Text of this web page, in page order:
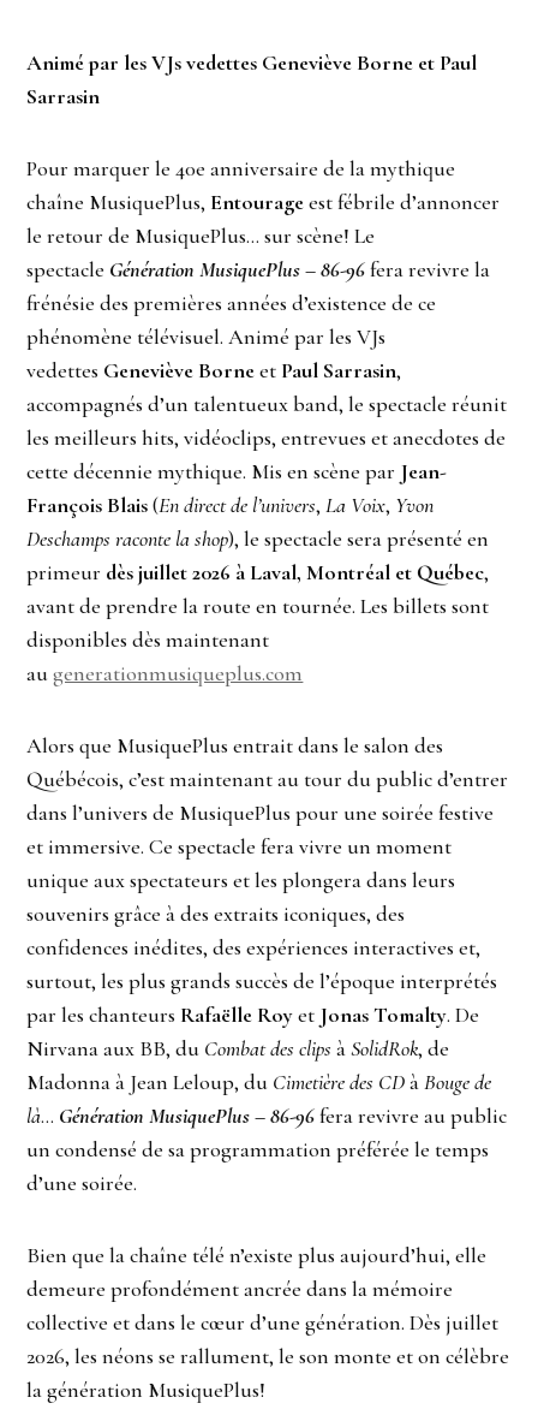
Animé par les VJs vedettes Geneviève Borne et Paul
Sarrasin
Pour marquer le 40e anniversaire de la mythique
chaîne MusiquePlus, Entourageest fébrile d’annoncer
le retour de MusiquePlus… sur scène! Le
spectacle Génération MusiquePlus – 86-96 fera revivre la
frénésie des premières années d’existence de ce
phénomène télévisuel. Animé par les VJs
vedettes Geneviève Borneet Paul Sarrasin,
accompagnés d’un talentueux band, le spectacle réunit
les meilleurs hits, vidéoclips, entrevues et anecdotes de
cette décennie mythique. Mis en scène par Jean-
François Blais(En direct de l’univers,La Voix, Yvon
Deschamps raconte la shop), le spectacle sera présenté en
primeur dès juillet 2026 à Laval, Montréal et Québec,
avant de prendre la route en tournée. Les billets sont
disponibles dès maintenant
augenerationmusiqueplus.com
Alors que MusiquePlus entrait dans le salon des
Québécois, c’est maintenant au tour du public d’entrer
dans l’univers de MusiquePlus pour une soirée festive
et immersive. Ce spectacle fera vivre un moment
unique aux spectateurs et les plongera dans leurs
souvenirs grâce à des extraits iconiques, des
confidences inédites, des expériences interactives et,
surtout, les plus grands succès de l’époque interprétés
par les chanteurs Rafaëlle Royet Jonas Tomalty. De
Nirvana aux BB, du Combat des clips àSolidRok, de
Madonna à Jean Leloup, du Cimetière des CDàBouge de
là… Génération MusiquePlus – 86-96fera revivre au public
un condensé de sa programmation préférée le temps
d’une soirée.
Bien que la chaîne télé n’existe plus aujourd’hui, elle
demeure profondément ancrée dans la mémoire
collective et dans le cœur d’une génération. Dès juillet
2026, les néons se rallument, le son monte et on célèbre
la génération MusiquePlus!